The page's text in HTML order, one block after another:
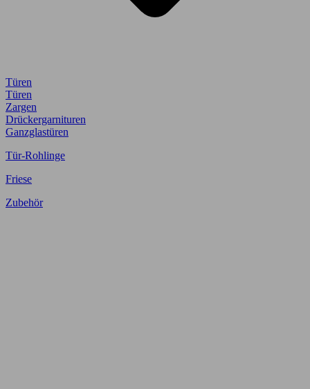
Türen
Türen
Zargen
Drückergarnituren
Ganzglastüren
Tür-Rohlinge
Friese
Zubehör